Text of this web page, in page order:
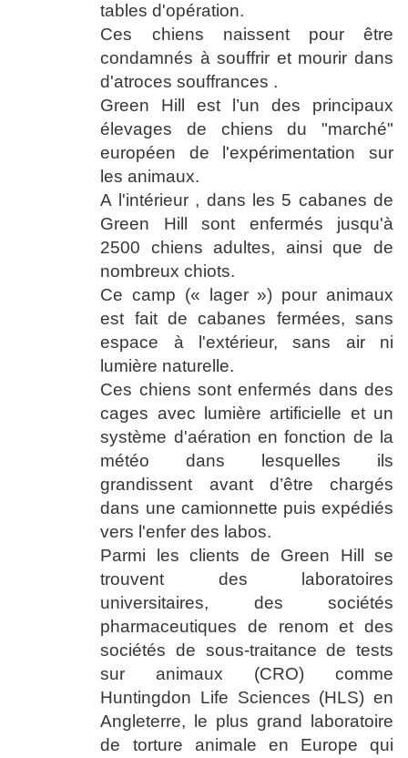
tables d'opération.
Ces chiens naissent pour être
condamnés à souffrir et mourir dans
d'atroces souffrances .
Green Hill est l’un des principaux
élevages de chiens du "marché"
européen de l'expérimentation sur
les animaux.
A l'intérieur , dans les 5 cabanes de
Green Hill sont enfermés jusqu'à
2500 chiens adultes, ainsi que de
nombreux chiots.
Ce camp (« lager ») pour animaux
est fait de cabanes fermées, sans
espace à l'extérieur, sans air ni
lumière naturelle.
Ces chiens sont enfermés dans des
cages avec lumière artificielle et un
système d'aération en fonction de la
météo dans lesquelles ils
grandissent avant d’être chargés
dans une camionnette puis expédiés
vers l'enfer des labos.
Parmi les clients de Green Hill se
trouvent des laboratoires
universitaires, des sociétés
pharmaceutiques de renom et des
sociétés de sous-traitance de tests
sur animaux (CRO) comme
Huntingdon Life Sciences (HLS) en
Angleterre, le plus grand laboratoire
de torture animale en Europe qui